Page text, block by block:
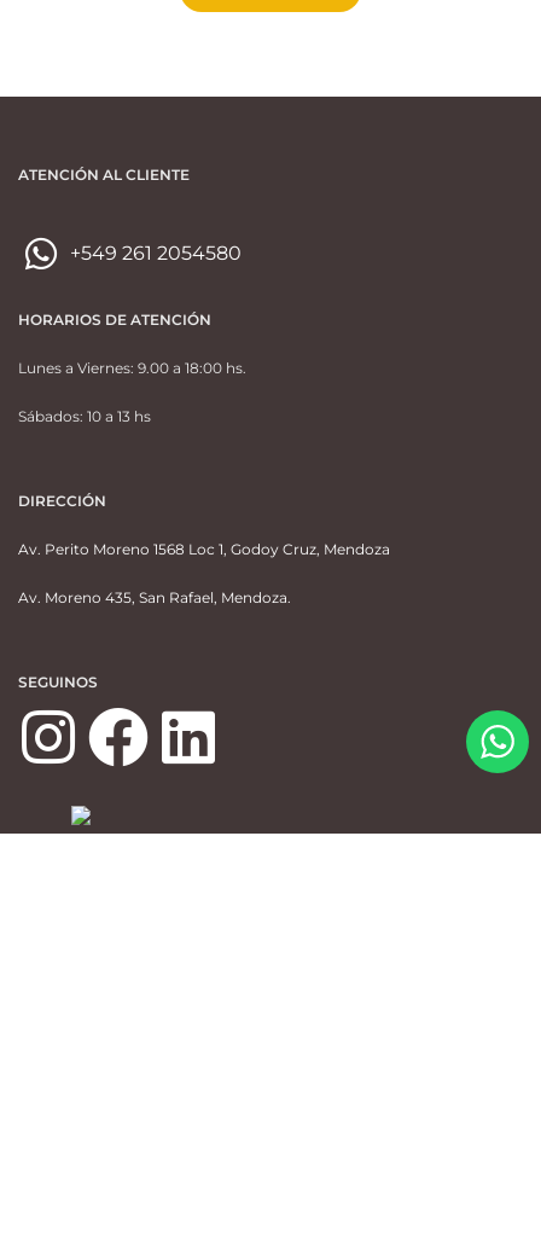
ATENCIÓN AL CLIENTE
+549 261 2054580
HORARIOS DE ATENCIÓN
Lunes a Viernes: 9.00 a 18:00 hs.
Sábados: 10 a 13 hs
DIRECCIÓN
Av. Perito Moreno 1568 Loc 1, Godoy Cruz, Mendoza
Av. Moreno 435, San Rafael, Mendoza.
SEGUINOS